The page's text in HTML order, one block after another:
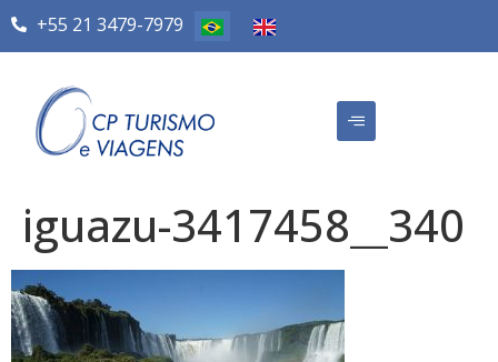
+55 21 3479-7979
iguazu-3417458__340